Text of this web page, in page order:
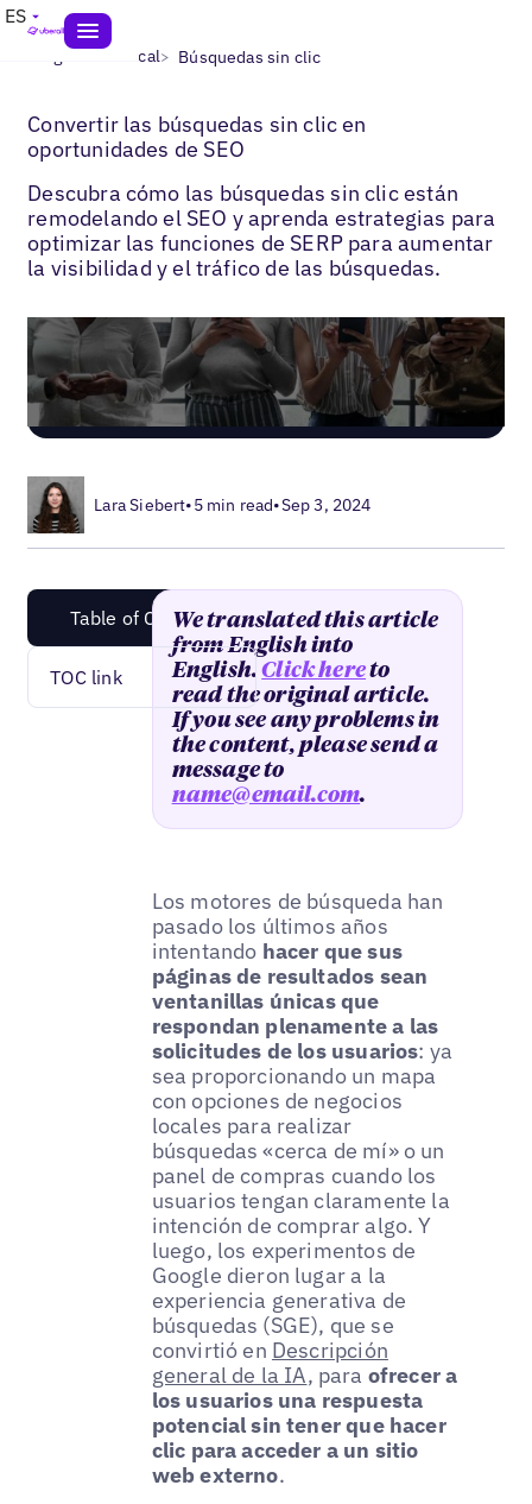
ES
Blogs> SEO local> Búsquedas sin clic
Convertir las búsquedas sin clic en
oportunidades de SEO
Descubra cómo las búsquedas sin clic están
remodelando el SEO y aprenda estrategias para
optimizar las funciones de SERP para aumentar
la visibilidad y el tráfico de las búsquedas.
Lara Siebert•5 min read•Sep 3, 2024
Table of Content
TOC link
We translated this article
from English into
English.Click hereto
read the original article.
If you see any problems in
the content, please send a
message to
name@email.com.
Los motores de búsqueda han
pasado los últimos años
intentando hacer que sus
páginas de resultados sean
ventanillas únicas que
respondan plenamente a las
solicitudes de los usuarios: ya
sea proporcionando un mapa
con opciones de negocios
locales para realizar
búsquedas «cerca de mí» o un
panel de compras cuando los
usuarios tengan claramente la
intención de comprar algo. Y
luego, los experimentos de
Google dieron lugar a la
experiencia generativa de
búsquedas (SGE), que se
convirtió en Descripción
general de la IA, para ofrecer a
los usuarios una respuesta
potencial sin tener que hacer
clic para acceder a un sitio
web externo.